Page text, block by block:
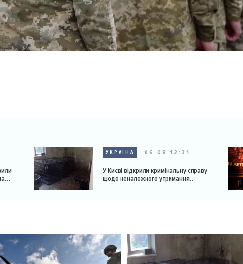
УКРАЇНА 06.08 12:31
У Києві відкрили кримінальну справу
щодо неналежного утримання